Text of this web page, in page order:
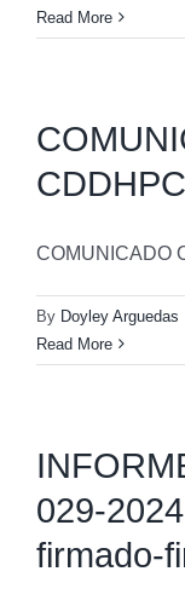
Read More
COMUNICADO
By Doyley Arguedas
Read More
029-
firmado-